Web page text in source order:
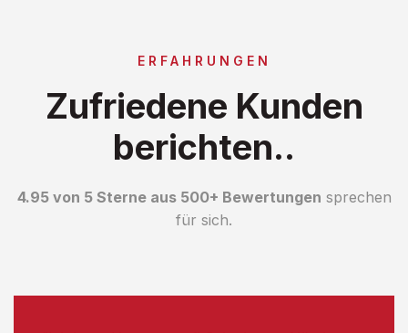
ERFAHRUNGEN
Zufriedene Kunden
berichten..
4.95 von 5 Sterne aus 500+ Bewertungen sprechen
für sich.